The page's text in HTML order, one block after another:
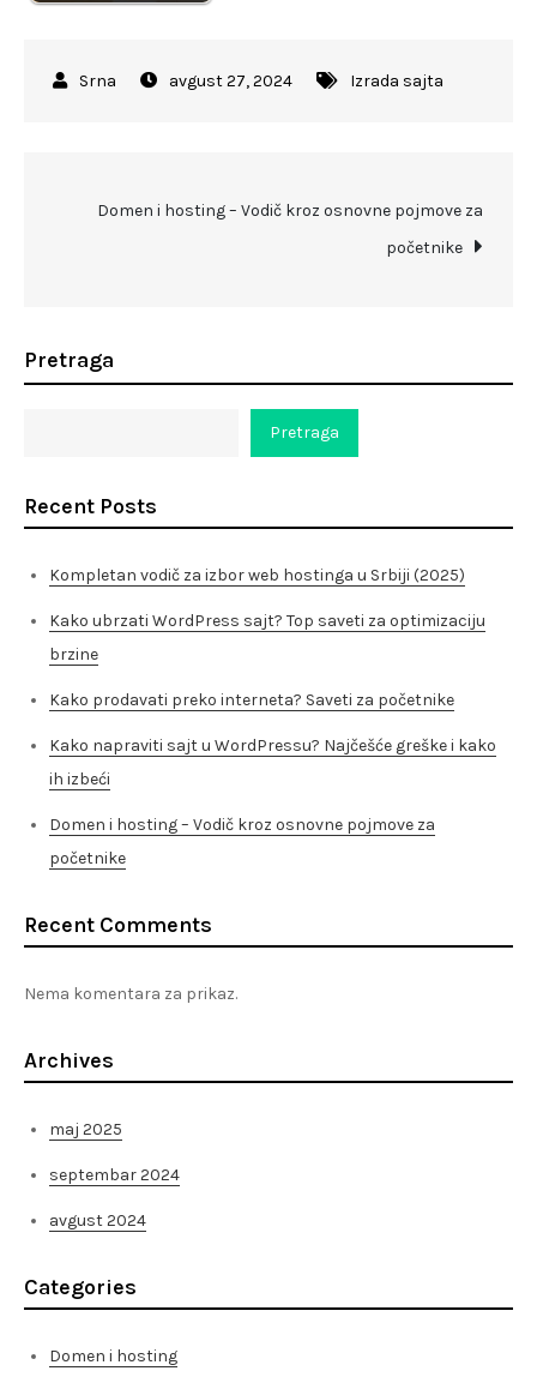
avgust 27, 2024 Izrada sajta
Kretanje
Domen i hosting – Vodič kroz osnovne pojmove za
početnike
Pretraga
Pretraga
Recent Posts
Kompletan vodič za izbor web hostinga u Srbiji (2025)
Kako ubrzati WordPress sajt? Top saveti za optimizaciju
brzine
Kako prodavati preko interneta? Saveti za početnike
Kako napraviti sajt u WordPressu? Najčešće greške i kako
ih izbeći
Domen i hosting – Vodič kroz osnovne pojmove za
početnike
Recent Comments
Nema komentara za prikaz.
Archives
maj 2025
septembar 2024
avgust 2024
Categories
Domen i hosting